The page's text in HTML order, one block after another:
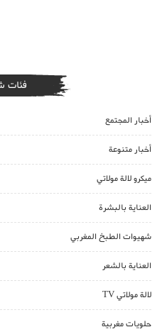
فئات
أخبار المجتمع
أخبار متنوعة
ميكرو لالة مولاتي
العناية بالبشرة
شهيوات الطبخ المغربي
العناية بالشعر
لالة مولاتي TV
حلويات مغربية